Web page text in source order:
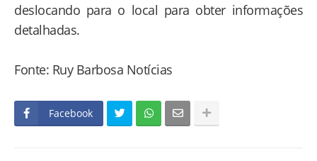
deslocando para o local para obter informações
detalhadas.
Fonte: Ruy Barbosa Notícias
Facebook